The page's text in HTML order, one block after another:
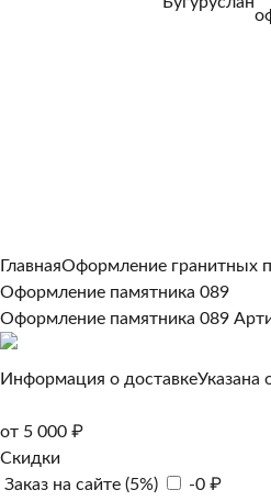
ГлавнаяОформление гранитных
Оформление памятника 089
Оформление памятника 089
Информация о доставкеУказана
от 5 000 ₽
Скидки
Заказ на сайте (5%)
-0 ₽